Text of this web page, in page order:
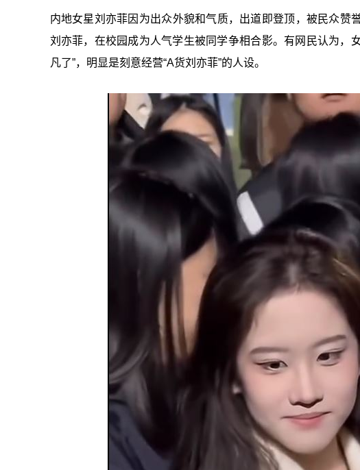
内地女星刘亦菲因为出众外貌和气质，出道即登顶，被民众赞
刘亦菲，在校园成为人气学生被同学争相合影。有网民认为，
凡了”，明显是刻意经营“A货刘亦菲”的人设。